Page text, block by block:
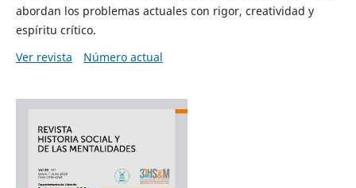
abordan los problemas actuales con rigor, creatividad y
espíritu crítico.
Ver revista
Número actual